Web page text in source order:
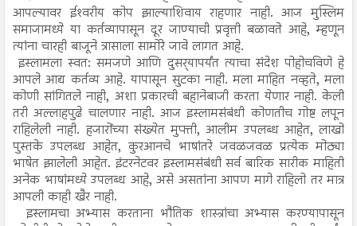
आपल्यावर ईश्‍वरीय कोप झाल्याशिवाय राहणार नाही. आज मुस्लिम
समाजामध्ये या कर्तव्यापासून दूर जाण्याची प्रवृत्ती बळावते आहे, म्हणून
त्यांना चारही बाजूने त्रासाला सामोरे जावे लागत आहे.
इस्लामला स्वत: समजणे आणि दुसर्‍यापर्यंत त्याचा संदेश पोहोचविणे हे
आपले आद्य कर्तव्य आहे. यापासून सुटका नाही. मला माहित नव्हते, मला
कोणी सांगितले नाही, अशा प्रकारची बहानेबाजी करता येणार नाही. केली
तरी अल्लाहपुढे चालणार नाही. आज इस्लामसंबंधी कोणतीच गोष्ट लपून
राहिलेली नाही. हजारोंच्या संख्येत मुफ्ती, आलीम उपलब्ध आहेत, लाखो
पुस्तके उपलब्ध आहेत, कुरआनचे भाषांतरे जवळजवळ प्रत्येक मोठ्या
भाषेत झालेली आहेत. इंटरनेटवर इस्लामसंबंधी सर्व बारिक सारीक माहिती
अनेक भाषांमध्ये उपलब्ध आहे, असे असतांना आपण मागे राहिलो तर मात्र
आपली काही खैर नाही.
इस्लामचा अभ्यास करताना भौतिक शास्त्रांचा अभ्यास करण्यापासून